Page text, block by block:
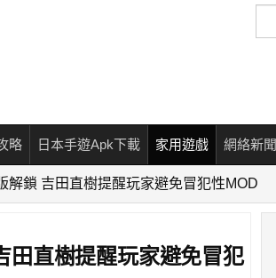
尋
略 日本手遊Apk下載 家用遊戲 網絡新聞
解鎖 吉田直樹提醒玩家避免冒犯性MOD
田直樹提醒玩家避免冒犯